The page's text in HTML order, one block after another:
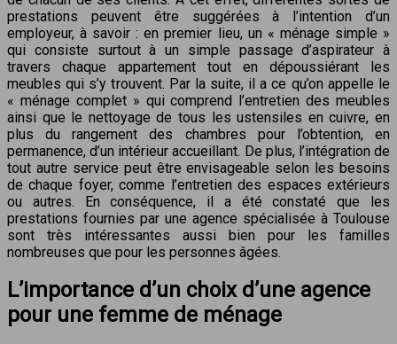
prestations peuvent être suggérées à l’intention d’un
employeur, à savoir : en premier lieu, un « ménage simple »
qui consiste surtout à un simple passage d’aspirateur à
travers chaque appartement tout en dépoussiérant les
meubles qui s’y trouvent. Par la suite, il a ce qu’on appelle le
« ménage complet » qui comprend l’entretien des meubles
ainsi que le nettoyage de tous les ustensiles en cuivre, en
plus du rangement des chambres pour l’obtention, en
permanence, d’un intérieur accueillant. De plus, l’intégration de
tout autre service peut être envisageable selon les besoins
de chaque foyer, comme l’entretien des espaces extérieurs
ou autres. En conséquence, il a été constaté que les
prestations fournies par une agence spécialisée à Toulouse
sont très intéressantes aussi bien pour les familles
nombreuses que pour les personnes âgées.
L’importance d’un choix d’une agence
pour une femme de ménage